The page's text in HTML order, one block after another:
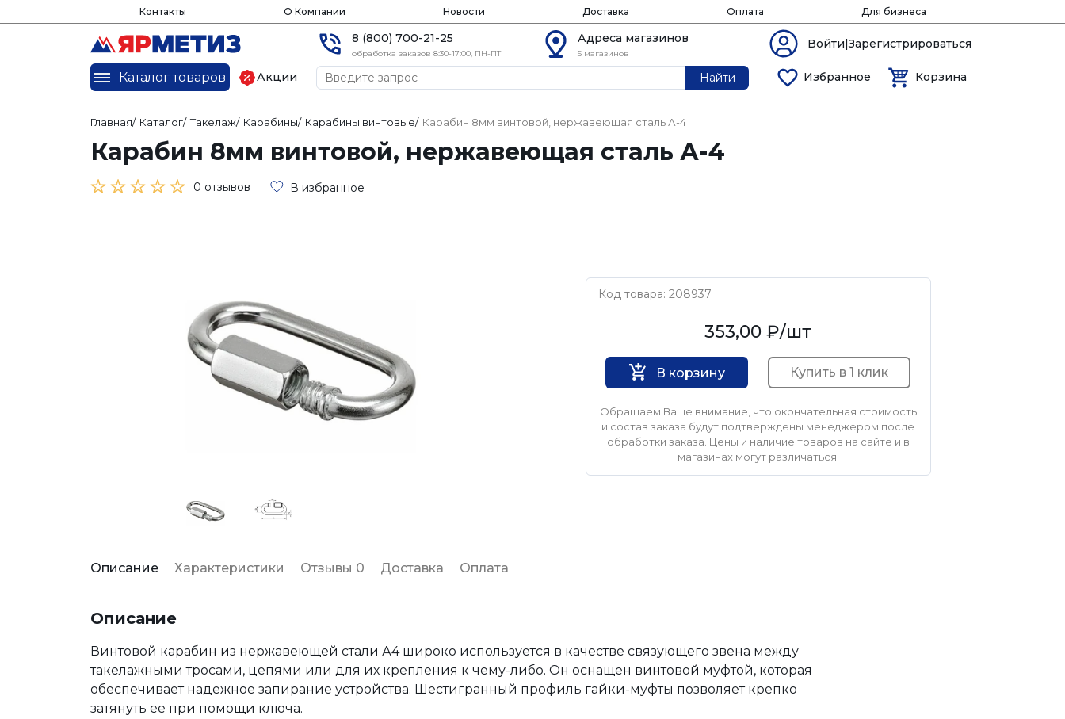
Контакты О Компании Новости Доставка Оплата Для бизнеса
8 (800) 700-21-25
обработка заказов 8:30-17:00, ПН-ПТ
Адреса магазинов
5 магазинов
Войти|Зарегистрироваться
Каталог товаров Акции Найти Избранное Корзина
Главная/ Каталог/ Такелаж/ Карабины/ Карабины винтовые/ Карабин 8мм винтовой, нержавеющая сталь А-4
Карабин 8мм винтовой, нержавеющая сталь А-4
0 отзывов В избранное
Код товара: 208937
353,00 ₽/шт
В корзину Купить в 1 клик
Обращаем Ваше внимание, что окончательная стоимость
и состав заказа будут подтверждены менеджером после
обработки заказа. Цены и наличие товаров на сайте и в
магазинах могут различаться.
Описание Характеристики Отзывы 0 Доставка Оплата
Описание
Винтовой карабин из нержавеющей стали А4 широко используется в качестве связующего звена между
такелажными тросами, цепями или для их крепления к чему-либо. Он оснащен винтовой муфтой, которая
обеспечивает надежное запирание устройства. Шестигранный профиль гайки-муфты позволяет крепко
затянуть ее при помощи ключа.